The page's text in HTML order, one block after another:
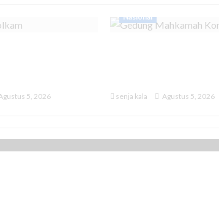
5, 2026
Nasional
senja kala Agustus 5, 2026